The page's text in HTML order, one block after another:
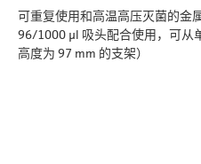
可重复使用和高温高压灭菌的金
96/1000 µl 吸头配合使用，可从
高度为 97 mm 的支架）